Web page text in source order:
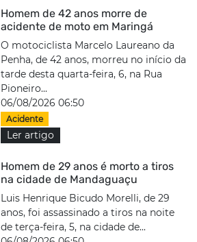
Homem de 42 anos morre de
acidente de moto em Maringá
O motociclista Marcelo Laureano da
Penha, de 42 anos, morreu no início da
tarde desta quarta-feira, 6, na Rua
Pioneiro...
06/08/2026 06:50
Acidente
Ler artigo
Homem de 29 anos é morto a tiros
na cidade de Mandaguaçu
Luis Henrique Bicudo Morelli, de 29
anos, foi assassinado a tiros na noite
de terça-feira, 5, na cidade de...